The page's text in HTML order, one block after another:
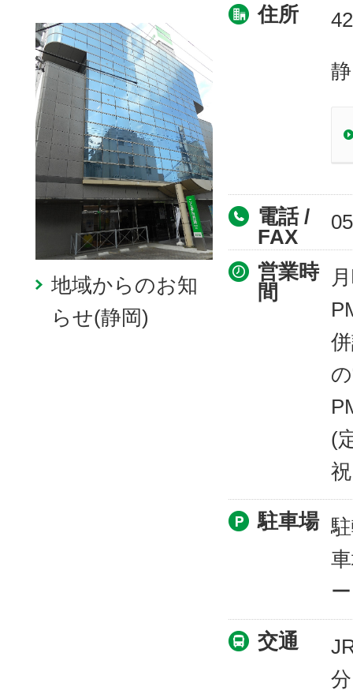
地域からのお知
らせ(静岡)
住所
電話 /
FAX
営業時
間
(
駐車場
交通
分